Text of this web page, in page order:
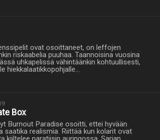
ovat osoittaneet, on leffojen
riskaabelia puuhaa. Taannoisina vuosina
uhkapelissä vähintäänkin kohtuullisesti,
hiekkalaatikkopohjalle…
Box
Burnout Paradise osoitti, ettei hyvään
saatika realismia. Riittää kun kolarit ovat